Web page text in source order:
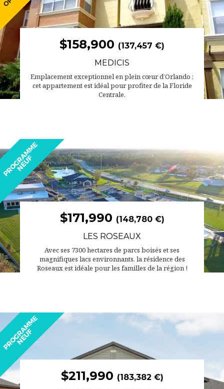
$158,900 (137,457 €)
MEDICIS
Emplacement exceptionnel en plein cœur d’Orlando ;
cet appartement est idéal pour profiter de la Floride
Centrale.
$171,990 (148,780 €)
LES ROSEAUX
Avec ses 7300 hectares de parcs boisés et ses
magnifiques lacs environnants, la résidence des
Roseaux est idéale pour les familles de la région !
$211,990 (183,382 €)